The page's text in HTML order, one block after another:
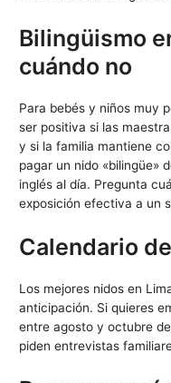
Bilingüismo
cuándo no
Para bebés y niños muy
ser positiva si las
y si la familia mantiene
pagar un nido «bilingüe»
inglés al día. Pregunta
exposición efectiva a un
Calendario
Los mejores nidos en
anticipación. Si quieres
entre agosto y octubre
piden entrevistas